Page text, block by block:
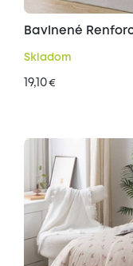
Bavlnené
Skladom
19,10€